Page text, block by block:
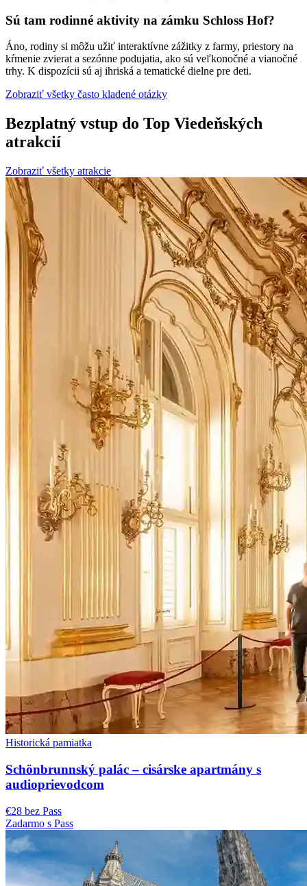
Sú tam rodinné aktivity na zámku Schloss Hof?
Áno, rodiny si môžu užiť interaktívne zážitky z farmy, priestory na
kŕmenie zvierat a sezónne podujatia, ako sú veľkonočné a vianočné
trhy. K dispozícii sú aj ihriská a tematické dielne pre deti.
Zobraziť všetky často kladené otázky
Bezplatný vstup do Top Viedeňských
atrakcií
Zobraziť všetky atrakcie
Historická pamiatka
Schönbrunnský palác – cisárske apartmány s
audioprievodcom
€28 bez Pass
Zadarmo s Pass